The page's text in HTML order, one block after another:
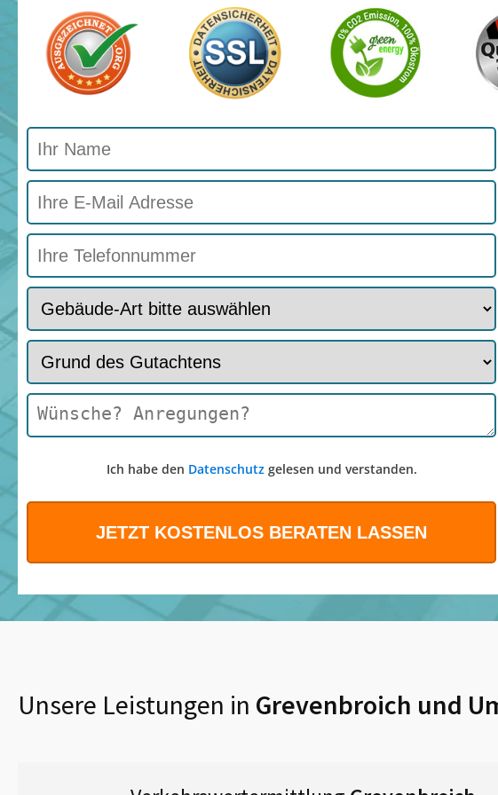
Ich habe den Datenschutzgelesen und verstanden.
Unsere Leistungen in Grevenbroich und